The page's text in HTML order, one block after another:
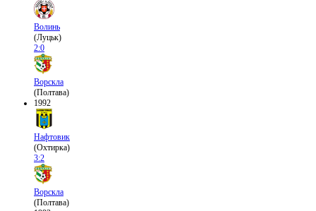
Волинь
(Луцьк)
2:0
Ворскла
(Полтава)
1992
Нафтовик
(Охтирка)
3:2
Ворскла
(Полтава)